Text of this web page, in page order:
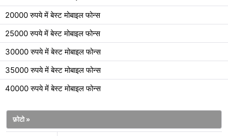
20000 रुपये में बेस्ट मोबाइल फोन्स
25000 रुपये में बेस्ट मोबाइल फोन्स
30000 रुपये में बेस्ट मोबाइल फोन्स
35000 रुपये में बेस्ट मोबाइल फोन्स
40000 रुपये में बेस्ट मोबाइल फोन्स
फ़ोटो »